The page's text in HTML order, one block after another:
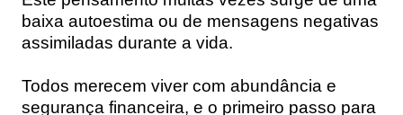
baixa autoestima ou de mensagens negativas
assimiladas durante a vida.
Todos merecem viver com abundância e
segurança financeira, e o primeiro passo para